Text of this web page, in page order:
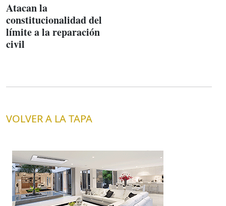
Atacan la
constitucionalidad del
límite a la reparación
civil
VOLVER A LA TAPA